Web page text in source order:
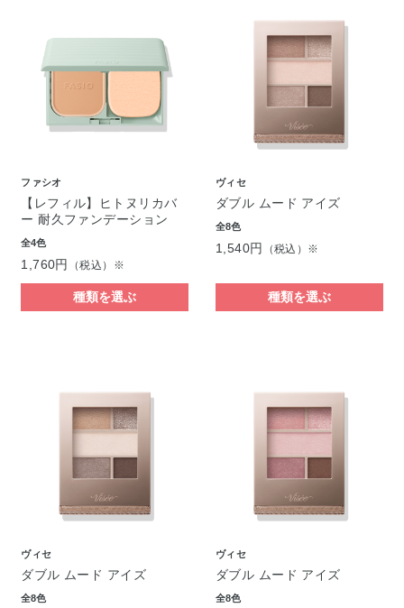
ファシオ
【レフィル】ヒトヌリカバ
ー 耐久ファンデーション
全4色
1,760円 （税込）※
種類を選ぶ
ヴィセ
ダブル ムード アイズ
全8色
1,540円 （税込）※
種類を選ぶ
ヴィセ
ダブル ムード アイズ
全8色
ヴィセ
ダブル ムード アイズ
全8色